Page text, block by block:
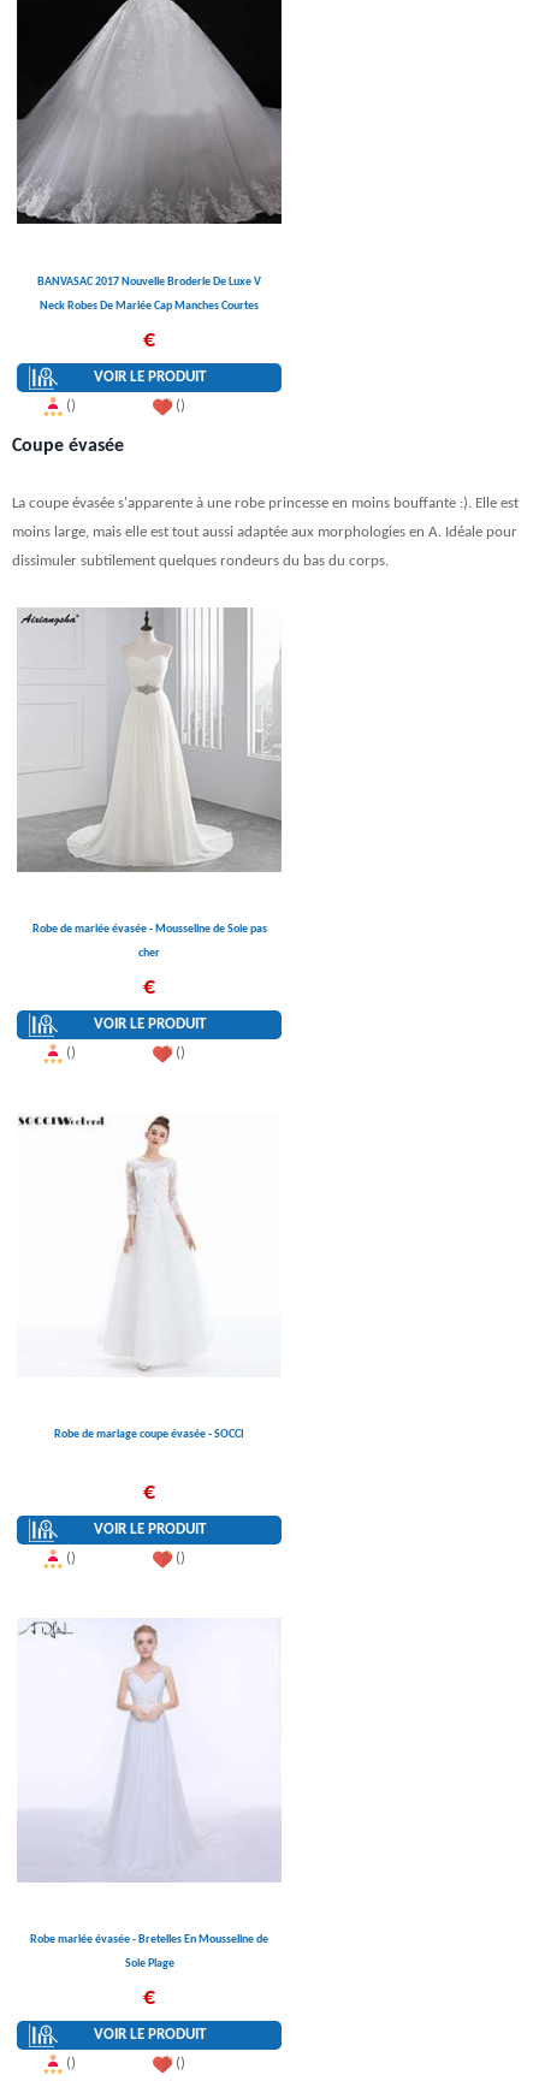
BANVASAC 2017 Nouvelle Broderie De Luxe V
Neck Robes De Mariée Cap Manches Courtes
€
VOIR LE PRODUIT
()
()
Coupe évasée
La coupe évasée s'apparente à une robe princesse en moins bouffante :). Elle est
moins large, mais elle est tout aussi adaptée aux morphologies en A. Idéale pour
dissimuler subtilement quelques rondeurs du bas du corps.
Robe de mariée évasée - Mousseline de Soie pas
cher
€
VOIR LE PRODUIT
()
()
Robe de mariage coupe évasée - SOCCI
€
VOIR LE PRODUIT
()
()
Robe mariée évasée - Bretelles En Mousseline de
Soie Plage
€
VOIR LE PRODUIT
()
()